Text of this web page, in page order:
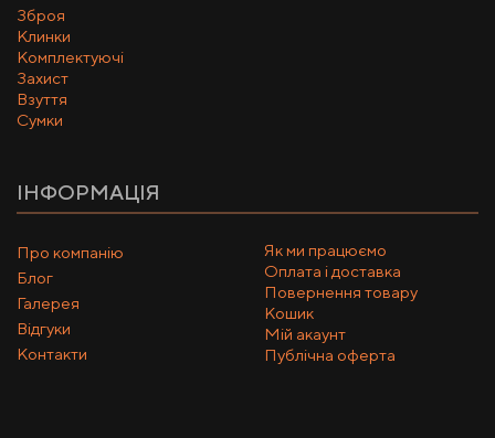
Зброя
Клинки
Комплектуючі
Захист
Взуття
Сумки
ІНФОРМАЦІЯ
Про компанію
Блог
Галерея
Відгуки
Контакти
Як ми працюємо
Оплата і доставка
Повернення товару
Кошик
Мій акаунт
Публічна оферта